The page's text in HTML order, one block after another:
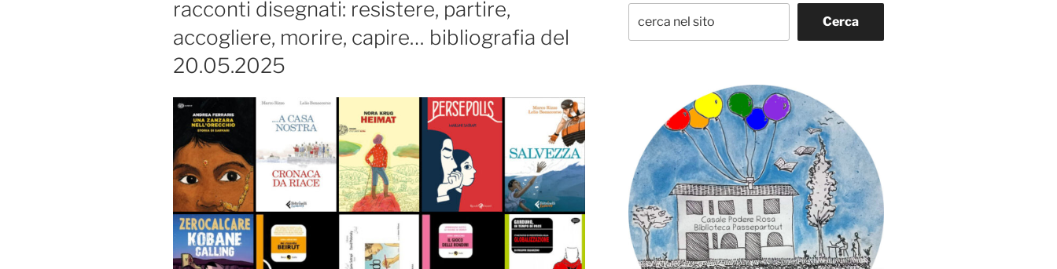
racconti disegnati: resistere, partire,
accogliere, morire, capire… bibliografia del
20.05.2025
Cerca